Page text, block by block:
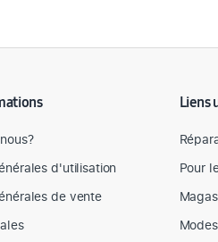
d'utilisation
de vente
Liens
Pour